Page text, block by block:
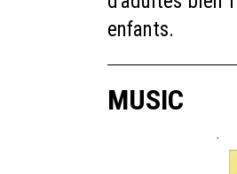
enfants.
MUSIC